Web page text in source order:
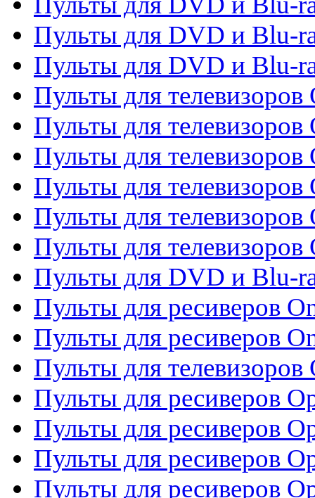
Пульты для DVD и Blu-
Пульты для DVD и Blu-
Пульты для телевизоров
Пульты для телевизоров
Пульты для телевизоров
Пульты для телевизоров
Пульты для телевизоров
Пульты для телевизоров
Пульты для DVD и Blu-
Пульты для ресиверов
Пульты для ресиверов
Пульты для телевизоров
Пульты для ресиверов
Пульты для ресиверов
Пульты для ресиверов
Пульты для ресиверов